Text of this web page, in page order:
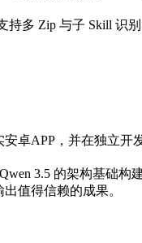
持多 Zip 与子 Skill 识
安卓APP，并在独立
Qwen 3.5 的架构基础
值得信赖的成果。